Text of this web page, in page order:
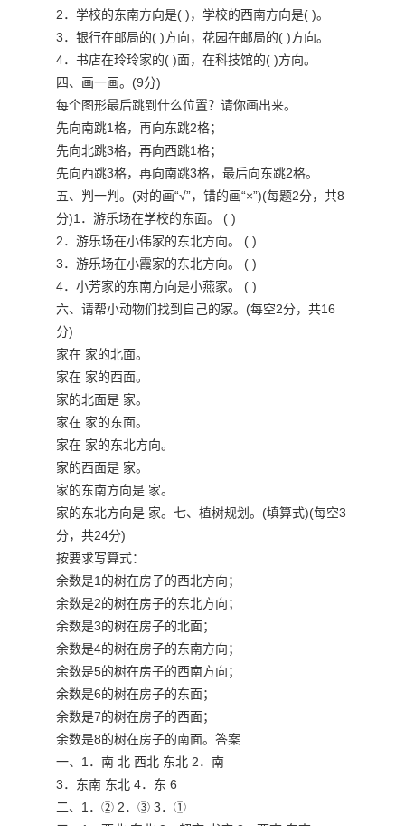
2．学校的东南方向是( )，学校的西南方向是( )。
3．银行在邮局的( )方向，花园在邮局的( )方向。
4．书店在玲玲家的( )面，在科技馆的( )方向。
四、画一画。(9分)
每个图形最后跳到什么位置？请你画出来。
先向南跳1格，再向东跳2格；
先向北跳3格，再向西跳1格；
先向西跳3格，再向南跳3格，最后向东跳2格。
五、判一判。(对的画“√”，错的画“×”)(每题2分，共8
分)1．游乐场在学校的东面。 ( )
2．游乐场在小伟家的东北方向。 ( )
3．游乐场在小霞家的东北方向。 ( )
4．小芳家的东南方向是小燕家。 ( )
六、请帮小动物们找到自己的家。(每空2分，共16
分)
家在 家的北面。
家在 家的西面。
家的北面是 家。
家在 家的东面。
家在 家的东北方向。
家的西面是 家。
家的东南方向是 家。
家的东北方向是 家。七、植树规划。(填算式)(每空3
分，共24分)
按要求写算式：
余数是1的树在房子的西北方向；
余数是2的树在房子的东北方向；
余数是3的树在房子的北面；
余数是4的树在房子的东南方向；
余数是5的树在房子的西南方向；
余数是6的树在房子的东面；
余数是7的树在房子的西面；
余数是8的树在房子的南面。答案
一、1．南 北 西北 东北 2．南
3．东南 东北 4．东 6
二、1．② 2．③ 3．①